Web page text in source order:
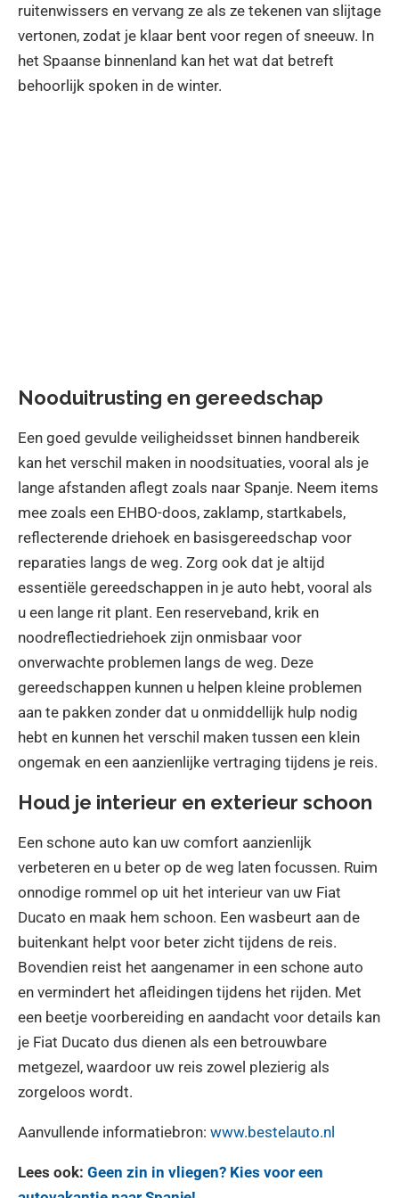
ruitenwissers en vervang ze als ze tekenen van slijtage
vertonen, zodat je klaar bent voor regen of sneeuw. In
het Spaanse binnenland kan het wat dat betreft
behoorlijk spoken in de winter.
Nooduitrusting en gereedschap
Een goed gevulde veiligheidsset binnen handbereik
kan het verschil maken in noodsituaties, vooral als je
lange afstanden aflegt zoals naar Spanje. Neem items
mee zoals een EHBO-doos, zaklamp, startkabels,
reflecterende driehoek en basisgereedschap voor
reparaties langs de weg. Zorg ook dat je altijd
essentiële gereedschappen in je auto hebt, vooral als
u een lange rit plant. Een reserveband, krik en
noodreflectiedriehoek zijn onmisbaar voor
onverwachte problemen langs de weg. Deze
gereedschappen kunnen u helpen kleine problemen
aan te pakken zonder dat u onmiddellijk hulp nodig
hebt en kunnen het verschil maken tussen een klein
ongemak en een aanzienlijke vertraging tijdens je reis.
Houd je interieur en exterieur schoon
Een schone auto kan uw comfort aanzienlijk
verbeteren en u beter op de weg laten focussen. Ruim
onnodige rommel op uit het interieur van uw Fiat
Ducato en maak hem schoon. Een wasbeurt aan de
buitenkant helpt voor beter zicht tijdens de reis.
Bovendien reist het aangenamer in een schone auto
en vermindert het afleidingen tijdens het rijden. Met
een beetje voorbereiding en aandacht voor details kan
je Fiat Ducato dus dienen als een betrouwbare
metgezel, waardoor uw reis zowel plezierig als
zorgeloos wordt.
Aanvullende informatiebron: www.bestelauto.nl
Lees ook: Geen zin in vliegen? Kies voor een